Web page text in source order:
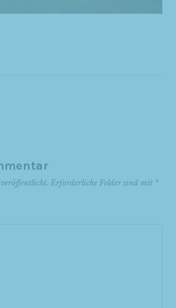
Erforderliche Felder sind mit *